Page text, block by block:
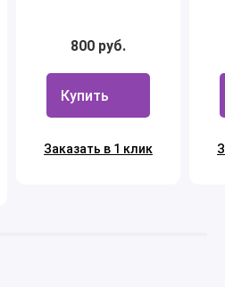
800 руб.
Купить
Заказать в 1 клик